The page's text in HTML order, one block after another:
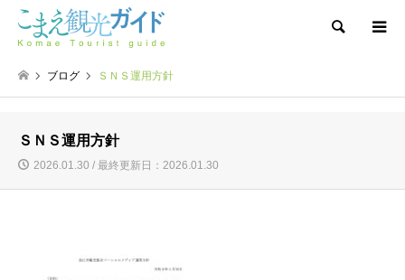
検索
ブログ ＳＮＳ運用方針
ＳＮＳ運用方針
2026.01.30 / 最終更新日：2026.01.30